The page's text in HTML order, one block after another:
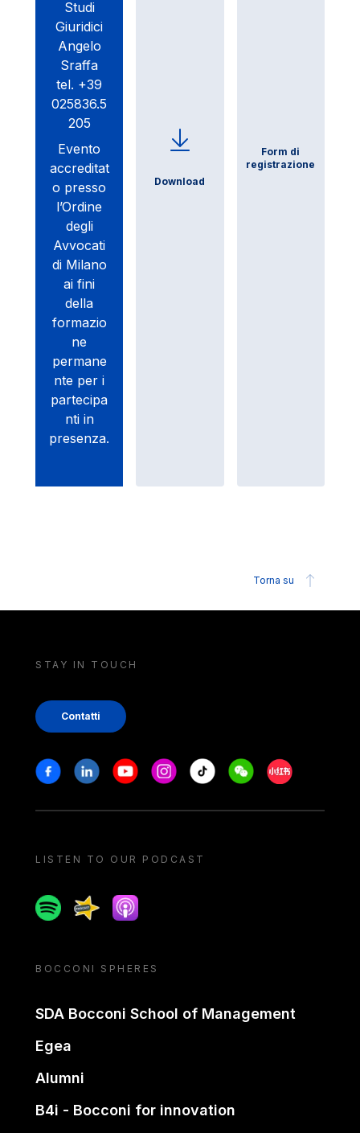
Studi
Giuridici
Angelo
Sraffa
tel. +39
025836.5
205
Evento
accreditat
o presso
l’Ordine
degli
Avvocati
di Milano
ai fini
della
formazio
ne
permane
nte per i
partecipa
nti in
presenza.
Download
Form di
registrazione
Torna su
STAY IN TOUCH
Contatti
Stay in touch
FacebookLinkedinYoutubeInstagram
Tiktok WeechatXiaohongshu/
LISTEN TO OUR PODCAST
SpotifySpreakerApple podcast
BOCCONI SPHERES
SDA Bocconi School of Management
Egea
Alumni
B4i - Bocconi for innovation